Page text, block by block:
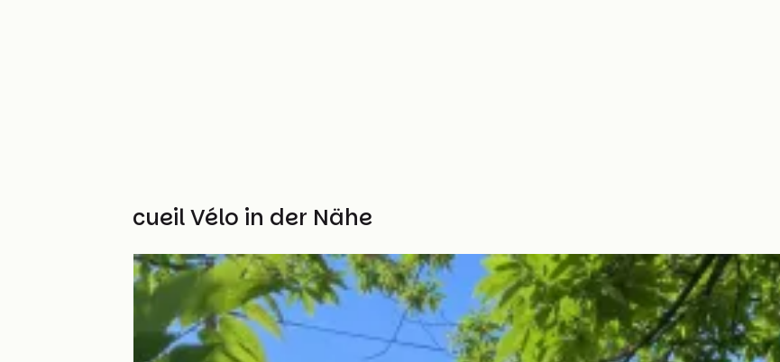
Weitere Accueil Vélo in der Nähe